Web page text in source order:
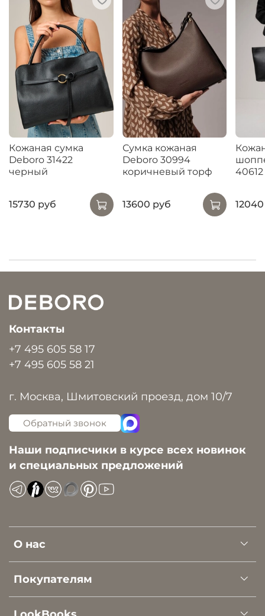
Кожаная сумка
Deboro 31422
черный
15730 руб
Сумка кожаная
Deboro 30994
коричневый торф
13600 руб
О нас
Покупателям
Контакты
+7 495 605 58 17
+7 495 605 58 21
г. Москва, Шмитовский проезд, дом 10/7
Обратный звонок
Наши подписчики в курсе всех новинок
и специальных предложений